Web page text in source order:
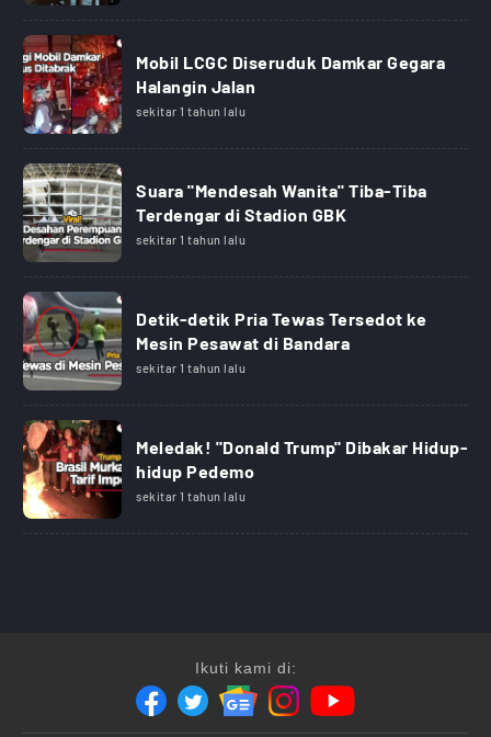
Mobil LCGC Diseruduk Damkar Gegara
Halangin Jalan
sekitar 1 tahun lalu
Suara "Mendesah Wanita" Tiba-Tiba
Terdengar di Stadion GBK
sekitar 1 tahun lalu
Detik-detik Pria Tewas Tersedot ke
Mesin Pesawat di Bandara
sekitar 1 tahun lalu
Meledak! "Donald Trump" Dibakar Hidup-
hidup Pedemo
sekitar 1 tahun lalu
Ikuti kami di: